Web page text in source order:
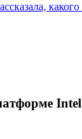
Intel